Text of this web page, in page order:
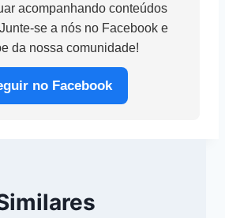
acompanhando conteúdos
se a nós no Facebook e
da nossa comunidade!
no Facebook